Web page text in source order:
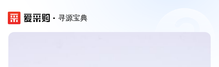
寻源宝典